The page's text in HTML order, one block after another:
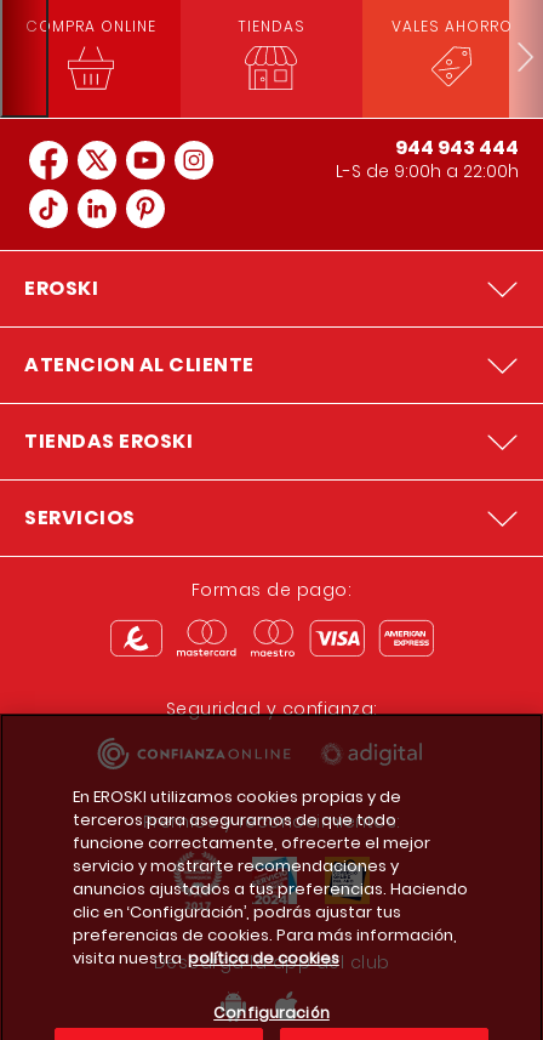
COMPRA ONLINE TIENDAS VALES AHORRO
944 943 444
L-S de 9:00h a 22:00h
EROSKI
ATENCION AL CLIENTE
TIENDAS EROSKI
SERVICIOS
Formas de pago:
Seguridad y confianza:
Premios y reconocimientos:
Descarga la app del club
En EROSKI utilizamos cookies propias y de
terceros para asegurarnos de que todo
funcione correctamente, ofrecerte el mejor
servicio y mostrarte recomendaciones y
anuncios ajustados a tus preferencias. Haciendo
clic en ‘Configuración’, podrás ajustar tus
preferencias de cookies. Para más información,
visita nuestra política de cookies
Configuración